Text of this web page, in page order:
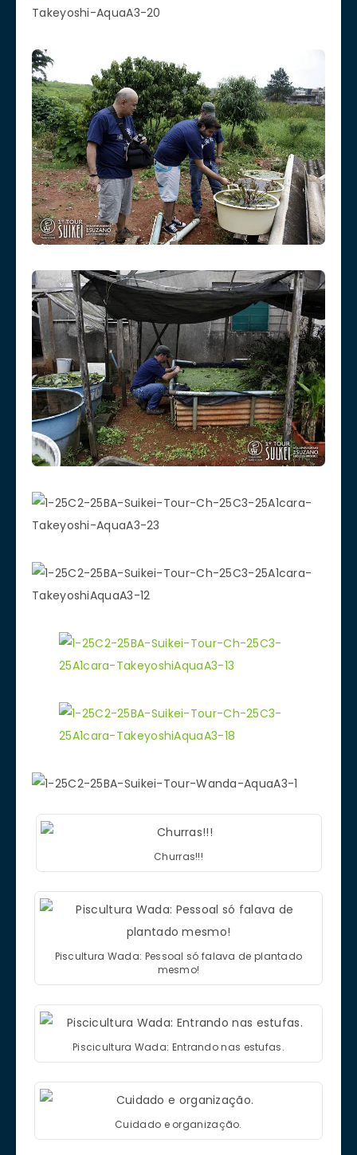
Churras!!!
Piscultura Wada: Pessoal só falava de plantado
mesmo!
Piscicultura Wada: Entrando nas estufas.
Cuidado e organização.